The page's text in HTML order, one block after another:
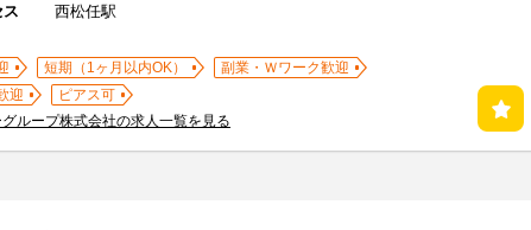
ス
西松任駅
短期（1ヶ月以内OK）
副業・Ｗワーク歓迎
迎
ピアス可
ループ株式会社の求人一覧を見る